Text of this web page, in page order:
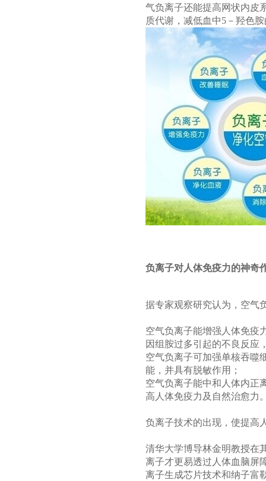
气负离子还能提高网状内皮
质代谢，减低血中5－羟色
负离子对人体免疫力的神奇
据专家观察研究认为，空气
空气负离子能增强人体免疫
因组胺过多引起的不良反应
空气负离子可加强单核吞噬
能，并具有脱敏作用；
空气负离子能中和人体内正
高人体免疫力及自然治愈力
负离子技术的出现，使提高
清华大学博导林金明教授在
离子才更易透过人体血脑屏
离子生成芯片技术和纳子富